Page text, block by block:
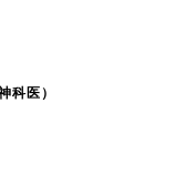
科医）